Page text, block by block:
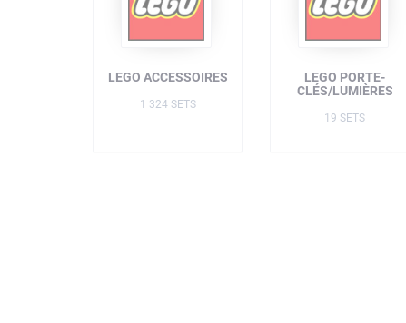
LEGO ACCESSOIRES
1 324 SETS
LEGO PORTE-
CLÉS/LUMIÈRES
19 SETS